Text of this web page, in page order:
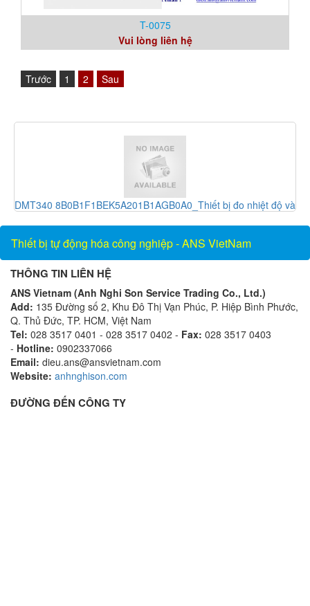
T-0075
Vui lòng liên hệ
Trước 1 2 Sau
và RXE 2115S_Khớp nối_Showa giken Vietnam_AnsVietnam
Thiết bị tự động hóa công nghiệp - ANS VietNam
THÔNG TIN LIÊN HỆ
ANS Vietnam (Anh Nghi Son Service Trading Co., Ltd.)
Add: 135 Đường số 2, Khu Đô Thị Vạn Phúc, P. Hiệp Bình Phước,
Q. Thủ Đức, TP. HCM, Việt Nam
Tel: 028 3517 0401 - 028 3517 0402 - Fax: 028 3517 0403
- Hotline: 0902337066
Email: dieu.ans@ansvietnam.com
Website: anhnghison.com
ĐƯỜNG ĐẾN CÔNG TY